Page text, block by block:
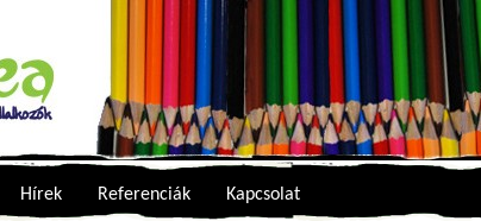
Hírek Referenciák Kapcsolat